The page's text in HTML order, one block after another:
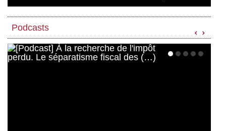
Podcasts ‹ ›